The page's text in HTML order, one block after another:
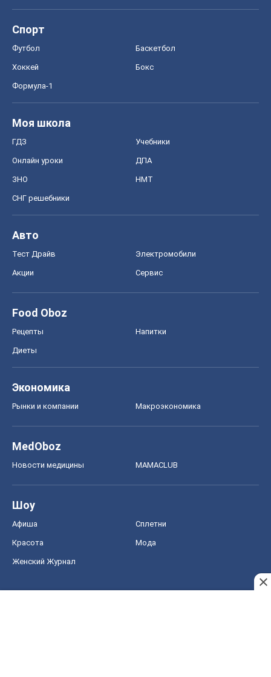
Спорт
Футбол Баскетбол
Хоккей Бокс
Формула-1
Моя школа
ГДЗ Учебники
Онлайн уроки ДПА
ЗНО НМТ
СНГ решебники
Авто
Тест Драйв Электромобили
Акции Сервис
Food Oboz
Рецепты Напитки
Диеты
Экономика
Рынки и компании Mакроэкономика
MedOboz
Новости медицины MAMACLUB
Шоу
Афиша Сплетни
Красота Мода
Женский Журнал